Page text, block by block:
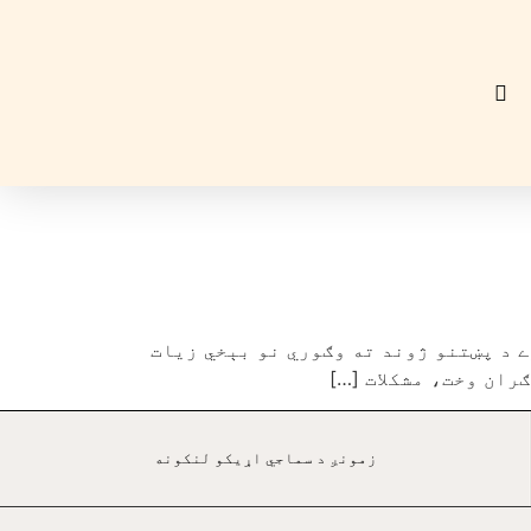
د پښتنو ژوند ته وګوري نو بېخي زيات
وخت، مشکلات […]
زمونږ د سماجي اړيکو لنکونه